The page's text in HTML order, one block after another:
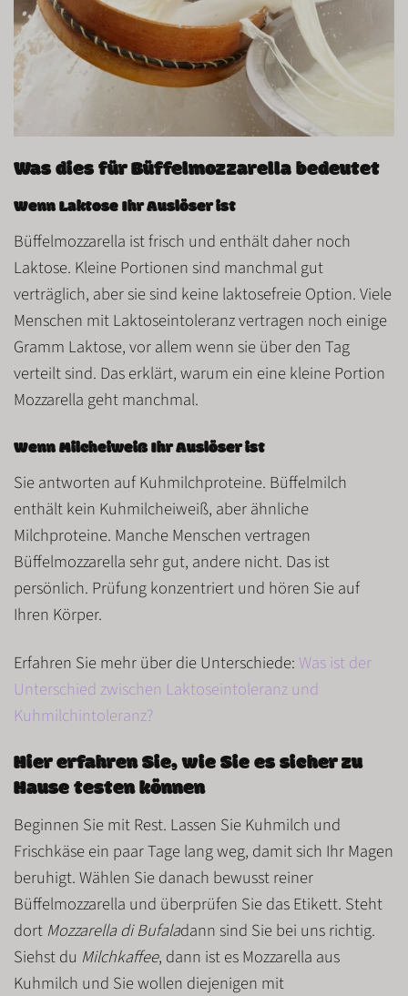
Was dies für Büffelmozzarella bedeutet
Wenn Laktose Ihr Auslöser ist
Büffelmozzarella istfrisch und enthält daher noch
Laktose. Kleine Portionen sind manchmal gut
verträglich, aber sie sind keine laktosefreie Option. Viele
Menschen mit Laktoseintoleranz vertragen noch einige
Gramm Laktose, vor allem wenn sie über den Tag
verteilt sind. Das erklärt, warum ein eine kleine Portion
Mozzarella geht manchmal.
Wenn Milcheiweiß Ihr Auslöser ist
Sie antworten aufKuhmilchproteine. Büffelmilch
enthält kein Kuhmilcheiweiß, aberähnliche
Milchproteine. Manche Menschen vertragen
Büffelmozzarella sehr gut, andere nicht. Das ist
persönlich. Prüfung konzentriertund hören Sie auf
Ihren Körper.
Erfahren Sie mehr über die Unterschiede: Was ist der
Unterschied zwischen Laktoseintoleranz und
Kuhmilchintoleranz?
Hier erfahren Sie, wie Sie es sicher zu
Hause testen können
Beginnen Sie mitRest. Lassen Sie Kuhmilch und
Frischkäse ein paar Tage lang weg, damit sich Ihr Magen
beruhigt. Wählen Sie danach bewusstreiner
Büffelmozzarella und überprüfen Sie das Etikett. Steht
dort Mozzarella di Bufaladann sind Sie bei uns richtig.
Siehst du Milchkaffee, dann ist esMozzarella aus
Kuhmilch und Sie wollen diejenigen mit